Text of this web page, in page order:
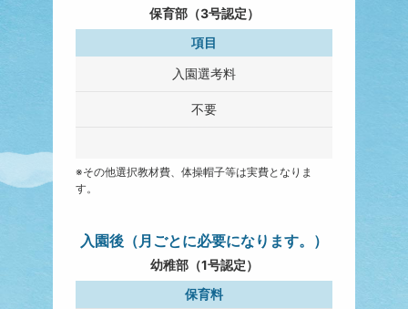
保育部（3号認定）
項目
入園選考料
不要
※その他選択教材費、体操帽子等は実費となりま
す。
入園後 （月ごとに必要になります。）
幼稚部（1号認定）
保育料